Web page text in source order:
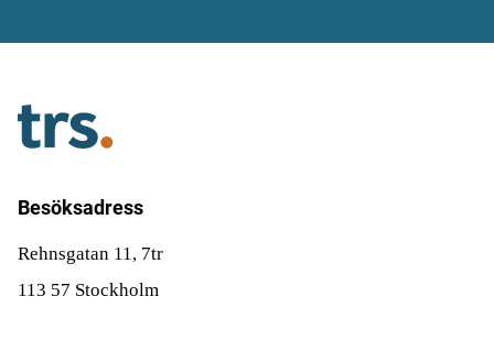
Besöksadress
Rehnsgatan 11, 7tr
113 57 Stockholm